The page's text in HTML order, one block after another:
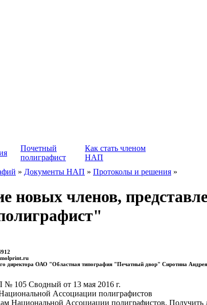
Почетный
полиграфист
Как стать членом
НАП
» Документы НАП » Протоколы и решения »
новых членов,
директора ОАО "Областная типография "Печатный двор" Сиротина
105 Сводный от 13 мая 2016 г.
Ассоциации полиграфистов
Национальной Ассоциации полиграфистов. Получить